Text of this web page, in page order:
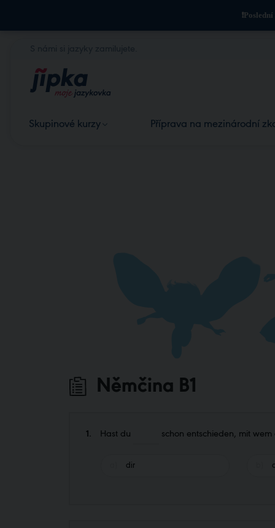
Skupinové kurzy
Kurzy francouzštiny
Czech for Foreigners
Příprava na mezinárodní
Němčina B1
1. Hast du schon entschieden, mit
dir